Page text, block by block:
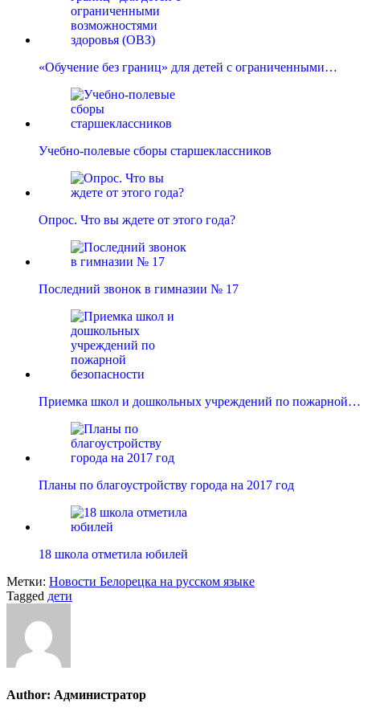
«Обучение без границ» для детей с ограниченными…
Учебно-полевые сборы старшеклассников
Опрос. Что вы ждете от этого года?
Последний звонок в гимназии № 17
Приемка школ и дошкольных учреждений по пожарной…
Планы по благоустройству города на 2017 год
18 школа отметила юбилей
Метки: Новости Белорецка на русском языке
Tagged дети
Author: Администратор